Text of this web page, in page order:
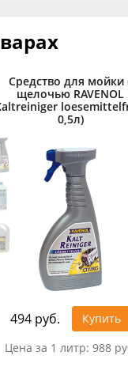
Средство для мойки
щелочью RAVENOL
0,5л)
494 руб.
Купить
Цена за 1 литр: 988